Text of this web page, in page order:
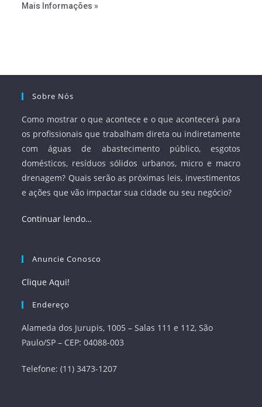
serviços, ampliar a participação da iniciativa privada,
Mais Informações »
Sobre Nós
Como mostrar o que acontece e o que acontecerá para
os profissionais que trabalham direta ou indiretamente
com águas de abastecimento público, esgotos
domésticos, resíduos sólidos urbanos, micro e macro
drenagem? Quais serão as próximas leis, investimentos
e ações que vão impactar sua cidade ou seu negócio?
Continuar lendo…
Anuncie Conosco
Clique Aqui!
Endereço
Alameda dos Jurupis, 1005 – Salas 111 e 112, São
Paulo/SP – CEP: 04088-003
Telefone: (11) 3473-1207